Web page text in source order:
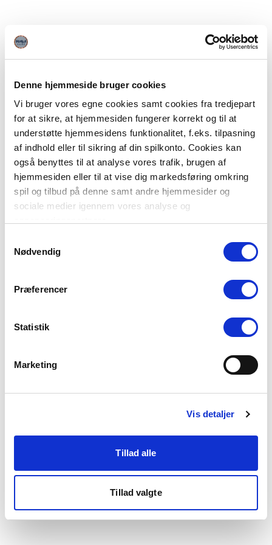
Denne hjemmeside bruger cookies
Vi bruger vores egne cookies samt cookies fra tredjepart
for at sikre, at hjemmesiden fungerer korrekt og til at
understøtte hjemmesidens funktionalitet, f.eks. tilpasning
af indhold eller til sikring af din spilkonto. Cookies kan
også benyttes til at analyse vores trafik, brugen af
hjemmesiden eller til at vise dig markedsføring omkring
spil og tilbud på denne samt andre hjemmesider og
sociale medier igennem vores analyse og
Du kan læse mere om vores brug af cookies under
"Detaljer" eller ved at klikke videre til vores Cookiepolitik,
Nødvendig
Præferencer
Statistik
Marketing
Vis detaljer
Tillad alle
Tillad valgte